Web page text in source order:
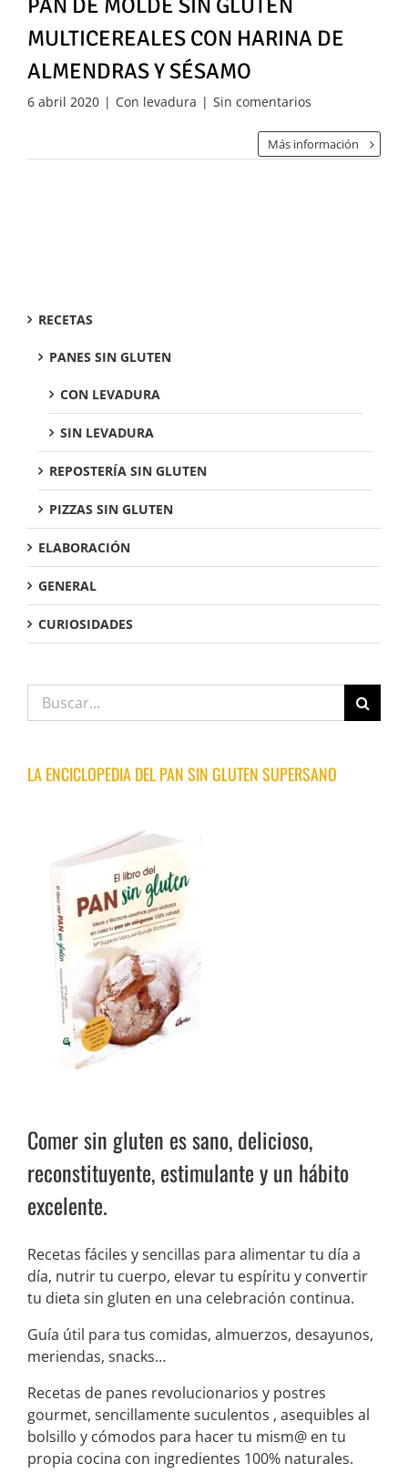
PAN DE MOLDE SIN GLUTEN
MULTICEREALES CON HARINA DE
ALMENDRAS Y SÉSAMO
6 abril 2020 | Con levadura | Sin comentarios
Más información
RECETAS
PANES SIN GLUTEN
CON LEVADURA
SIN LEVADURA
REPOSTERÍA SIN GLUTEN
PIZZAS SIN GLUTEN
ELABORACIÓN
GENERAL
CURIOSIDADES
Buscar:
LA ENCICLOPEDIA DEL PAN SIN GLUTEN SUPERSANO
Comer sin gluten es sano, delicioso,
reconstituyente, estimulante y un hábito
excelente.
Recetas fáciles y sencillas para alimentar tu día a
día, nutrir tu cuerpo, elevar tu espíritu y convertir
tu dieta sin gluten en una celebración continua.
Guía útil para tus comidas, almuerzos, desayunos,
meriendas, snacks…
Recetas de panes revolucionarios y postres
gourmet, sencillamente suculentos , asequibles al
bolsillo y cómodos para hacer tu mism@ en tu
propia cocina con ingredientes 100% naturales.